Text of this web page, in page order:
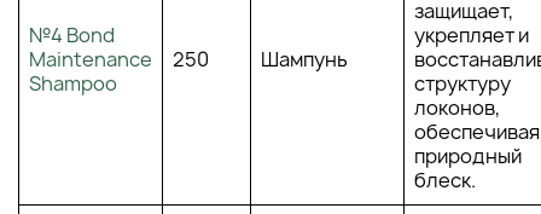
№4 Bond
Maintenance
Shampoo
250 Шампунь
защищает,
укрепляет и
структуру
локонов,
природный
блеск.